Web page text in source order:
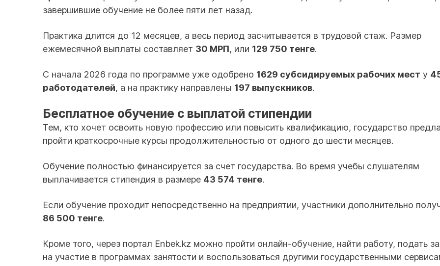
завершившие обучение не более пяти лет назад.
Практика длится до 12 месяцев, а весь период засчитывается в трудовой стаж. Размер
ежемесячной выплаты составляет 30 МРП, или 129 750 тенге.
С начала 2026 года по программе уже одобрено 1629 субсидируемых рабочих мест у
работодателей, а на практику направлены 197 выпускников.
Бесплатное обучение с выплатой стипендии
Тем, кто хочет освоить новую профессию или повысить квалификацию, государство
пройти краткосрочные курсы продолжительностью от одного до шести месяцев.
Обучение полностью финансируется за счет государства. Во время учебы слушателям
выплачивается стипендия в размере 43 574 тенге.
Если обучение проходит непосредственно на предприятии, участники дополнительно
86 500 тенге.
Кроме того, через портал Enbek.kz можно пройти онлайн-обучение, найти работу, подать
на участие в программах занятости и воспользоваться другими государственными